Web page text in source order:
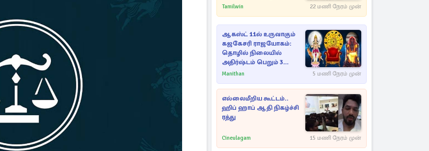
வெளியான அதிர்ச்சி
Tamilwin 22 மணி நேரம் முன்
ஆகஸ்ட் 11ல் உருவாகும்
கஜகேசரி ராஜயோகம்:
தொழில் நிலையில்
அதிர்ஷ்டம் பெறும் 3
ராசிகள்!
Manithan 5 மணி நேரம் முன்
எல்லைமீறிய கூட்டம்..
ஹிப் ஹாப் ஆதி நிகழ்ச்சி
ரத்து
Cineulagam 15 மணி நேரம் முன்